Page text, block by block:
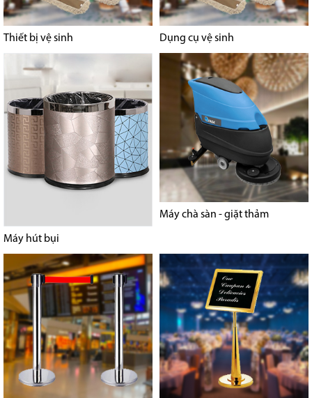
Thiết bị vệ sinh Dụng cụ vệ sinh
Máy hút bụi
Máy chà sàn - giặt thảm